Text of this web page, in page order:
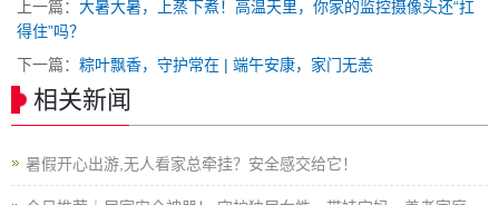
上一篇： 大暑大暑，上蒸下煮！高温天里，你家的监控摄像头还“扛
得住”吗？
下一篇： 粽叶飘香，守护常在 | 端午安康，家门无恙
相关新闻
暑假开心出游,无人看家总牵挂？安全感交给它！